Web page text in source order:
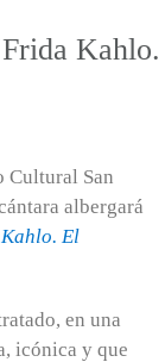
Kahlo.
Cultural San
albergará
El
en una
icónica y que